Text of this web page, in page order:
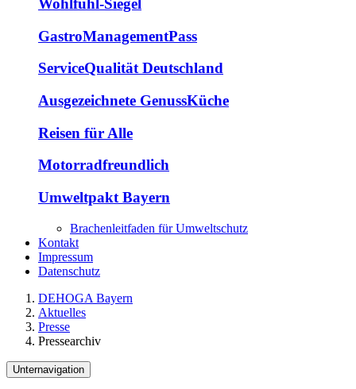
Wohlfühl-Siegel
GastroManagementPass
ServiceQualität Deutschland
Ausgezeichnete GenussKüche
Reisen für Alle
Motorradfreundlich
Umweltpakt Bayern
Brachenleitfaden für Umweltschutz
Kontakt
Impressum
Datenschutz
DEHOGA Bayern
Aktuelles
Presse
Pressearchiv
Unternavigation